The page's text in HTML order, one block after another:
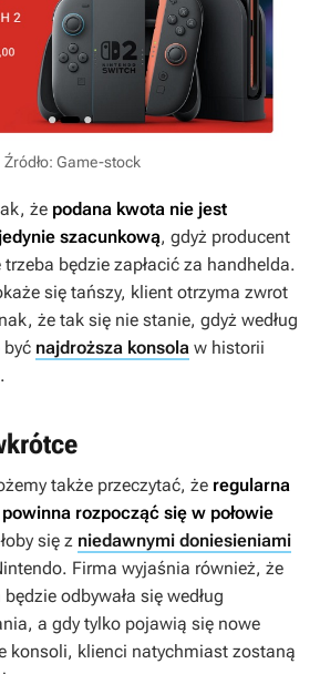
Źródło: Game-stock
że podana kwota nie jest
szacunkową, gdyż producent
będzie zapłacić za handhelda.
się tańszy, klient otrzyma zwrot
że tak się nie stanie, gdyż według
być najdroższa konsola w historii
także przeczytać, że regularna
rozpocząć się w połowie
się z niedawnymi doniesieniami
Firma wyjaśnia również, że
odbywała się według
a gdy tylko pojawią się nowe
konsoli, klienci natychmiast zostaną